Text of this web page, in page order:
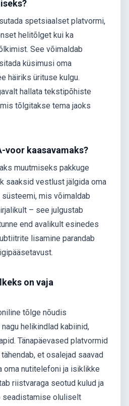
spetsiaalset platvormi,
helitõlget kui ka
See võimaldab
küsimusi oma
häiriks ürituse kulgu.
hallata tekstipõhiste
tõlgitakse tema jaoks
voor kaasavamaks?
muutmiseks pakkuge
saaksid vestlust jälgida oma
mis võimaldab
– see julgustab
end avalikult esinedes
lisamine parandab
on vaja
tõlge nõudis
helikindlad kabiinid,
Tänapäevased platvormid
et osalejad saavad
oma nutitelefoni ja isiklikke
riistvaraga seotud kulud ja
seadistamise oluliselt